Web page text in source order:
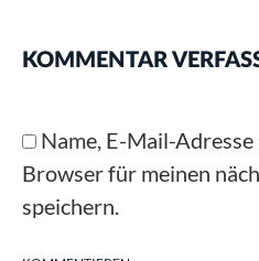
KOMMENTAR
Name, E-Mail-
Browser für meinen
speichern.